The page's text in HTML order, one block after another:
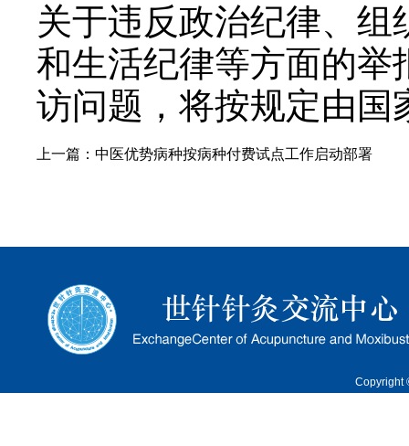
关于违反政治纪律、
和生活纪律等方面的举
访问题，将按规定由国
上一篇： 中医优势病种按病种付费试点工作启动部署
Copyright